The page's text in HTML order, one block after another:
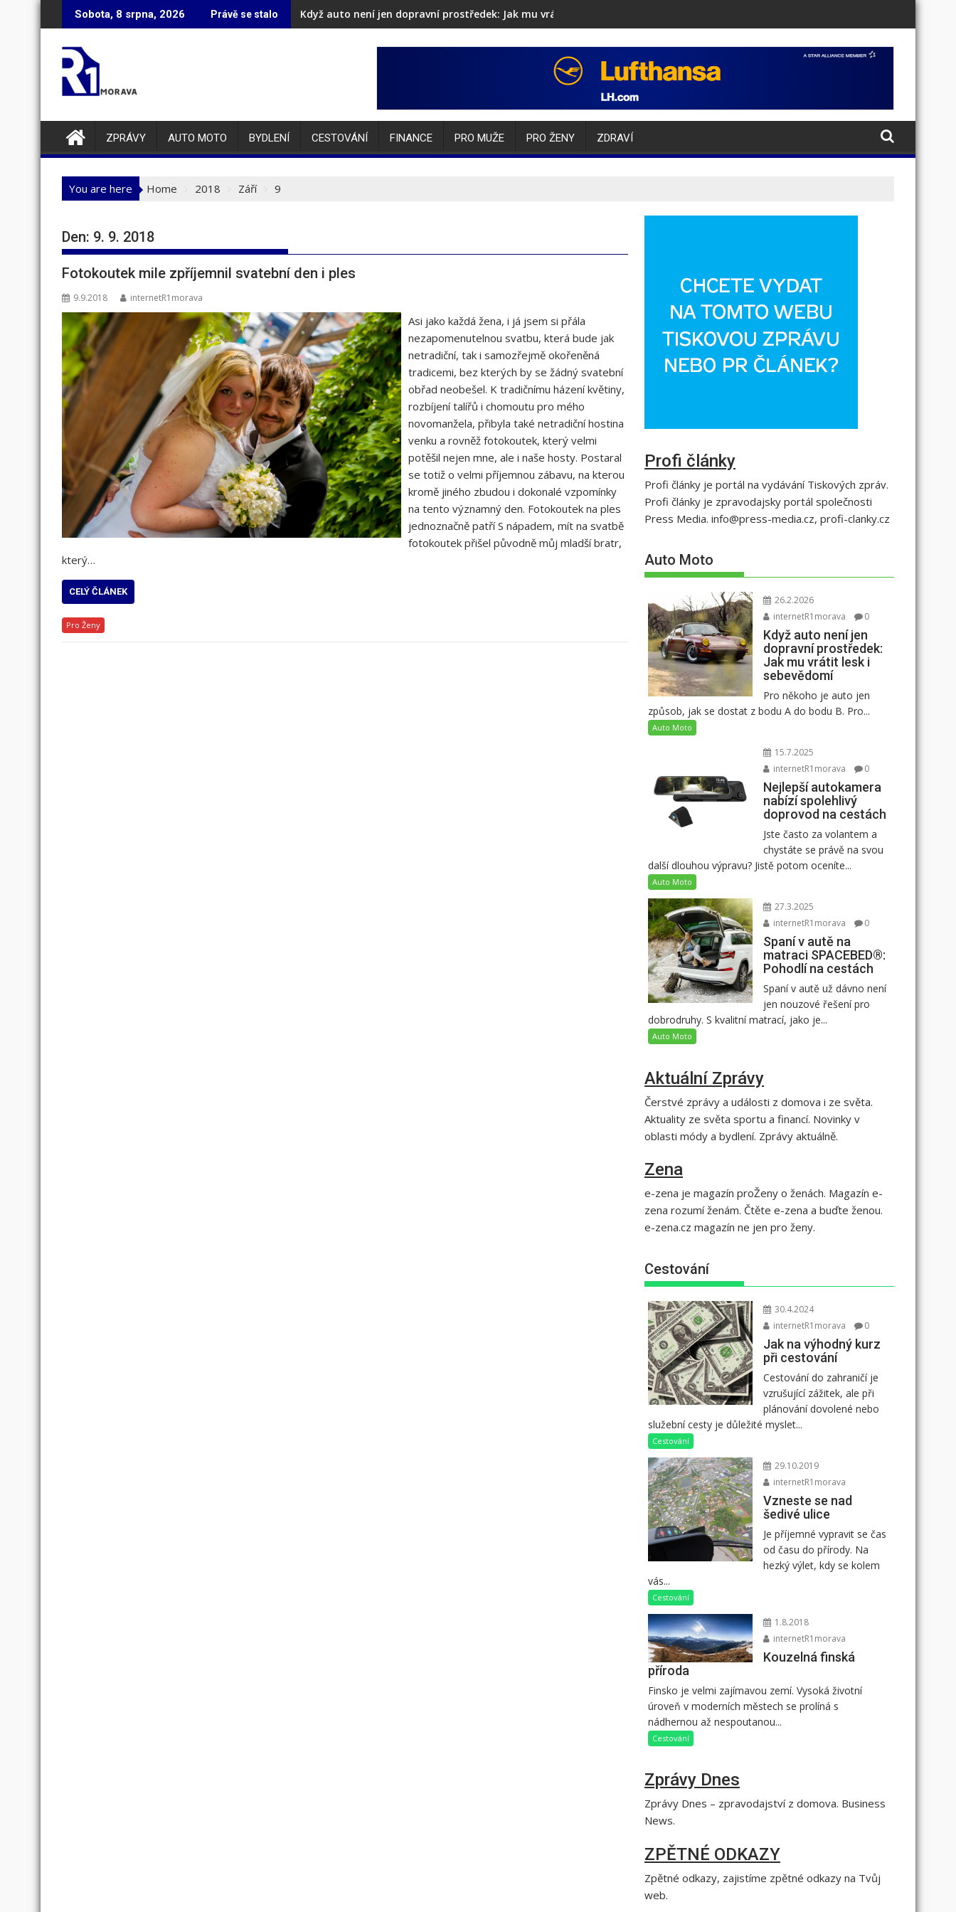
to
Sobota, 8 srpna, 2026 Právě se stalo Když auto není jen dopravní prostředek: Jak mu vrátit lesk i sebevědomí
ZPRÁVY AUTO MOTO BYDLENÍ CESTOVÁNÍ FINANCE PRO MUŽE PRO ŽENY ZDRAVÍ
You are here Home 2018 Září 9
Den: 9. 9. 2018
Fotokoutek mile zpříjemnil svatební den i ples
9.9.2018 internetR1morava
Asi jako každá žena, i já jsem si přála
nezapomenutelnou svatbu, která bude jak
netradiční, tak i samozřejmě okořeněná
tradicemi, bez kterých by se žádný svatební
obřad neobešel. K tradičnímu házení květiny,
rozbíjení talířů i chomoutu pro mého
novomanžela, přibyla také netradiční hostina
venku a rovněž fotokoutek, který velmi
potěšil nejen mne, ale i naše hosty. Postaral
se totiž o velmi příjemnou zábavu, na kterou
kromě jiného zbudou i dokonalé vzpomínky
na tento významný den. Fotokoutek na ples
jednoznačně patří S nápadem, mít na svatbě
fotokoutek přišel původně můj mladší bratr,
který…
CELÝ ČLÁNEK
Pro Ženy
Profi články
Profi články je portál na vydávání Tiskových zpráv.
Profi články je zpravodajsky portál společnosti
Press Media. info@press-media.cz, profi-clanky.cz
Auto Moto
26.2.2026
internetR1morava
0
Když auto není jen
dopravní prostředek:
Jak mu vrátit lesk i
sebevědomí
Pro někoho je auto jen
způsob, jak se dostat z bodu A do bodu B. Pro...
Auto Moto
15.7.2025
internetR1morava
0
Nejlepší autokamera
nabízí spolehlivý
doprovod na cestách
Jste často za volantem a
chystáte se právě na svou
další dlouhou výpravu? Jistě potom oceníte...
Auto Moto
27.3.2025
internetR1morava
0
Spaní v autě na
matraci SPACEBED®:
Pohodlí na cestách
Spaní v autě už dávno není
jen nouzové řešení pro
dobrodruhy. S kvalitní matrací, jako je...
Auto Moto
Aktuální Zprávy
Čerstvé zprávy a události z domova i ze světa.
Aktuality ze světa sportu a financí. Novinky v
oblasti módy a bydlení. Zprávy aktuálně.
Zena
e-zena je magazín proŽeny o ženách. Magazín e-
zena rozumí ženám. Čtěte e-zena a buďte ženou.
e-zena.cz magazín ne jen pro ženy.
Cestování
30.4.2024
internetR1morava
0
Jak na výhodný kurz
při cestování
Cestování do zahraničí je
vzrušující zážitek, ale při
plánování dovolené nebo
služební cesty je důležité myslet...
Cestování
29.10.2019
internetR1morava
Vzneste se nad
šedivé ulice
Je příjemné vypravit se čas
od času do přírody. Na
hezký výlet, kdy se kolem
vás...
Cestování
1.8.2018
internetR1morava
Kouzelná finská
příroda
Finsko je velmi zajímavou zemí. Vysoká životní
úroveň v moderních městech se prolíná s
nádhernou až nespoutanou...
Cestování
Zprávy Dnes
Zprávy Dnes – zpravodajství z domova. Business
News.
ZPĚTNÉ ODKAZY
Zpětné odkazy, zajistíme zpětné odkazy na Tvůj
web.